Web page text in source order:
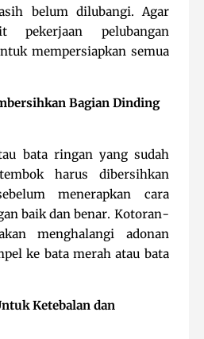
belum dilubangi. Agar
pekerjaan pelubangan
mempersiapkan semua
Bagian Dinding
bata ringan yang sudah
harus dibersihkan
menerapkan cara
baik dan benar. Kotoran-
menghalangi adonan
ke bata merah atau bata
Ketebalan dan